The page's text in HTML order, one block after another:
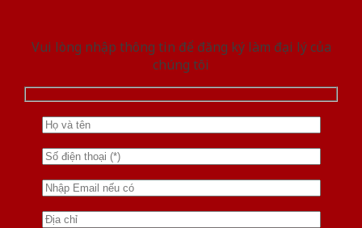
Vui lòng nhập thông tin để đăng ký làm đại lý của
chúng tôi